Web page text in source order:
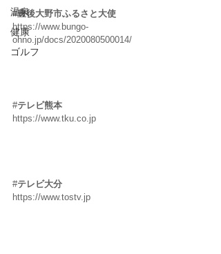
温泉
健康
ゴルフ
#豊後大野市ふるさと大使
https://www.bungo-
ohno.jp/docs/2020080500014/
#テレビ熊本
https://www.tku.co.jp
#テレビ大分
https://www.tostv.jp